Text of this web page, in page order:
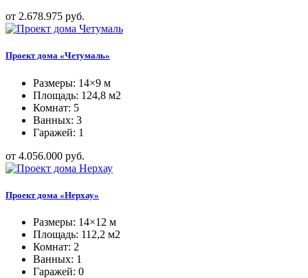
от 2.678.975 руб.
Проект дома «Четумаль»
Размеры: 14×9 м
Площадь: 124,8 м2
Комнат: 5
Ванных: 3
Гаражей: 1
от 4.056.000 руб.
Проект дома «Нерхау»
Размеры: 14×12 м
Площадь: 112,2 м2
Комнат: 2
Ванных: 1
Гаражей: 0